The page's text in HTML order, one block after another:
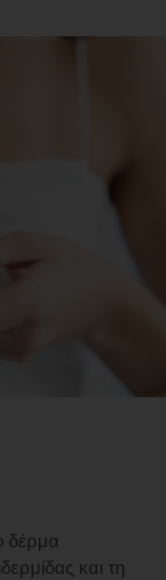
δέρμα
και τη